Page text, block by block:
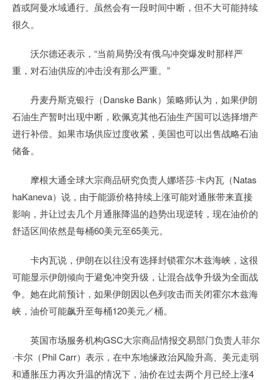
酋或阿曼水域通行。虽然会有一段时间中断，但不大可能持续
很久。
沃尔德还表示，“当前局势没有俄乌冲突爆发时那样严
重，对石油供应的冲击没有那么严重。”
丹麦丹斯克银行（Danske Bank）策略师认为，如果伊朗
石油生产暂时出现中断，欧佩克其他石油生产国可以选择增产
进行补偿。如果市场供应过度收紧，美国也可以出售战略石油
储备。
摩根大通全球大宗商品研究负责人娜塔莎·卡内瓦（Natas
haKaneva）说，由于能源价格持续上涨可能对通胀带来直接
影响，并让过去几个月通胀降温的趋势出现逆转，现在油价的
舒适区间依然是每桶60美元至65美元。
卡内瓦说，伊朗在以往没有选择封锁霍尔木兹海峡，这很
可能显示伊朗倾向于避免冲突升级，让混合战争升级为全面战
争。她在此前预计，如果伊朗因以色列攻击而关闭霍尔木兹海
峡，油价可能飙升至每桶120美元／桶。
英国市场服务机构GSC大宗商品情报交易部门负责人菲尔
·卡尔（Phil Carr）表示，在中东地缘政治风险升高、美元走弱
和通胀压力再次升温的情况下，油价在过去两个月已经上涨4